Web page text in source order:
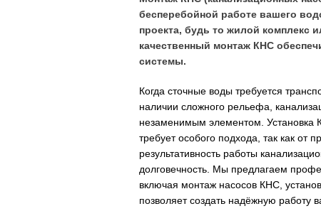
бесперебойной работе вашего
проекта, будь то жилой комплекс
качественный монтаж КНС
системы.
Когда сточные воды требуется
наличии сложного рельефа,
незаменимым элементом. Установка
требует особого подхода, так как от
результативность работы
долговечность. Мы предлагаем
включая монтаж насосов КНС,
позволяет создать надёжную работу